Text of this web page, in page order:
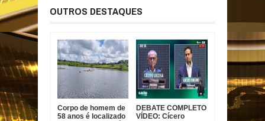
OUTROS DESTAQUES
Corpo de homem de
58 anos é localizado
DEBATE COMPLETO
VÍDEO: Cícero